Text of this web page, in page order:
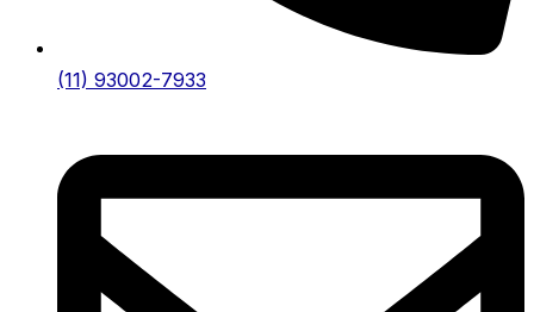
(11) 93002-7933